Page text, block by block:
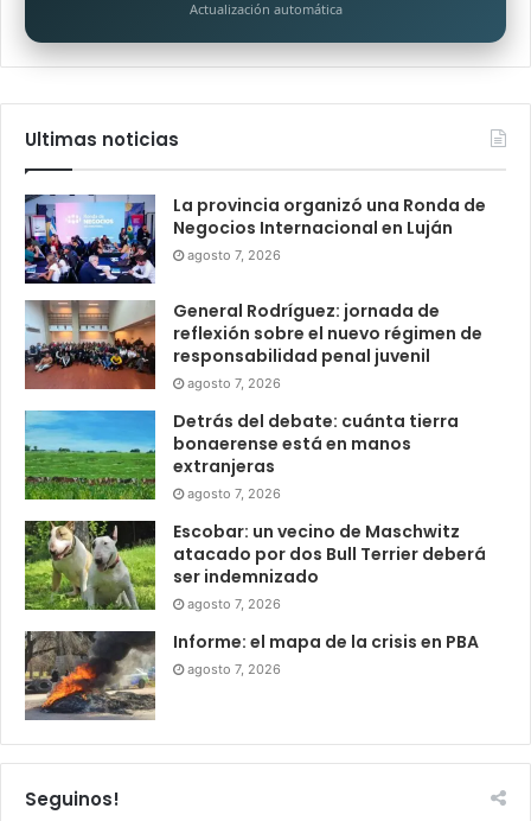
Actualización automática
Ultimas noticias
La provincia organizó una Ronda de
Negocios Internacional en Luján
agosto 7, 2026
General Rodríguez: jornada de
reflexión sobre el nuevo régimen de
responsabilidad penal juvenil
agosto 7, 2026
Detrás del debate: cuánta tierra
bonaerense está en manos
extranjeras
agosto 7, 2026
Escobar: un vecino de Maschwitz
atacado por dos Bull Terrier deberá
ser indemnizado
agosto 7, 2026
Informe: el mapa de la crisis en PBA
agosto 7, 2026
Seguinos!